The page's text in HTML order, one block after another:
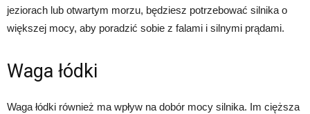
jeziorach lub otwartym morzu, będziesz potrzebować silnika o
większej mocy, aby poradzić sobie z falami i silnymi prądami.
Waga łódki
Waga łódki również ma wpływ na dobór mocy silnika. Im cięższa